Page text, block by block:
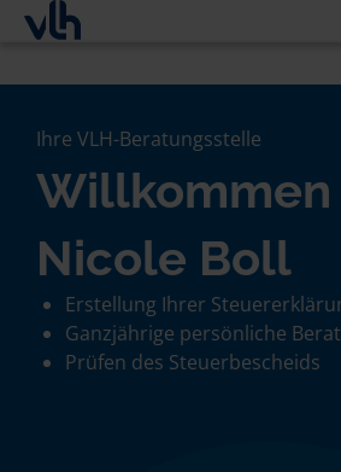
Ihre VLH-Beratungsstelle
Willkommen
Nicole Boll
Erstellung Ihrer
Ganzjährige persönliche
Prüfen des Steuerbescheids